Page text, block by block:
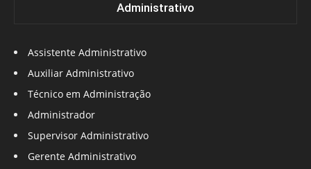
Administrativo
Assistente Administrativo
Auxiliar Administrativo
Técnico em Administração
Administrador
Supervisor Administrativo
Gerente Administrativo